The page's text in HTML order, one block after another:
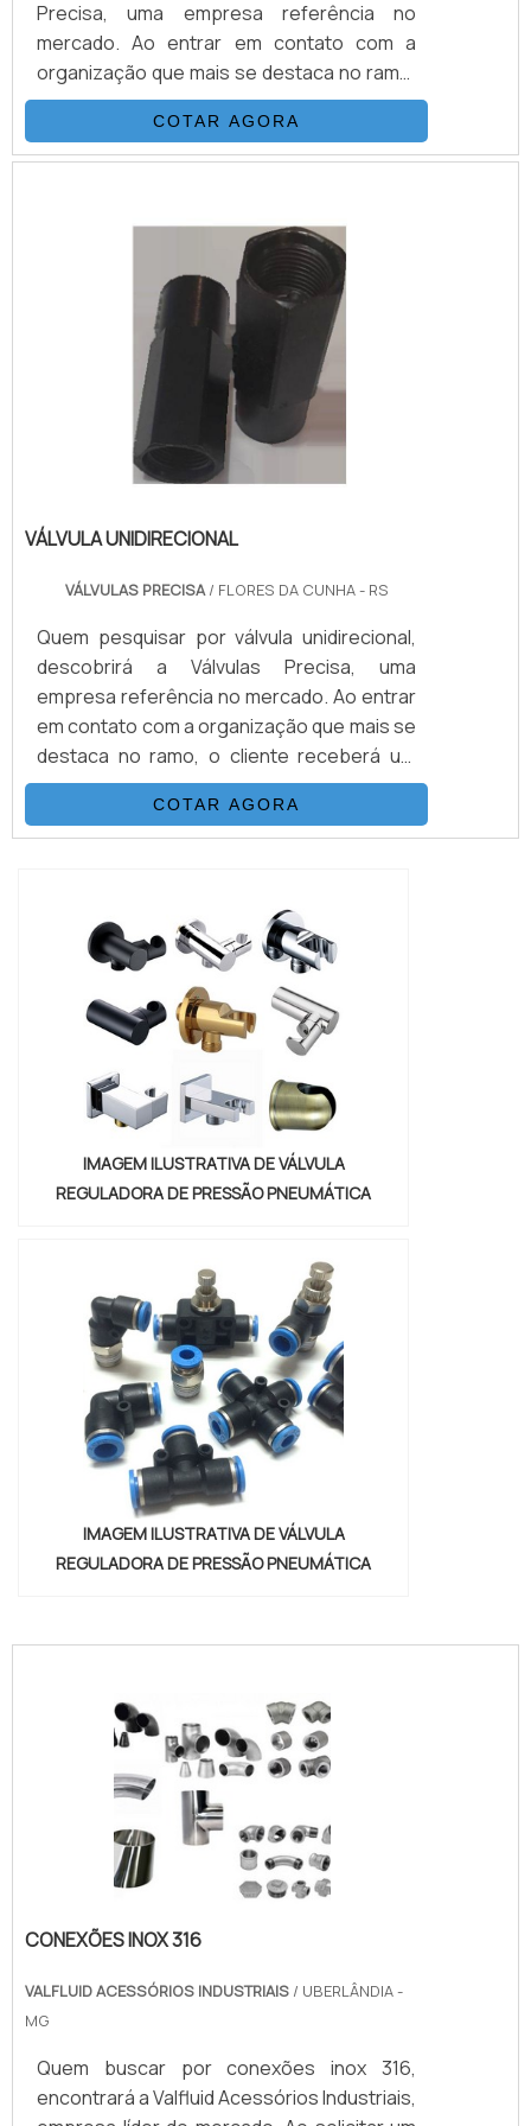
Precisa, uma empresa referência no
mercado. Ao entrar em contato com a
organização que mais se destaca no ramo,
o cliente receberá um suporte completo
para sanar eventuais dúvidas sobre o
produto a ser adquirido.MAIS
CONTROLE DIRECIONALQuem quer
encontrar válvulas de controle direcional
em uma empresa que preza pela
segurança, enc...
COTAR AGORA
VÁLVULA UNIDIRECIONAL
VÁLVULAS PRECISA/ FLORES DA CUNHA - RS
Quem pesquisar por válvula unidirecional,
descobrirá a Válvulas Precisa, uma
empresa referência no mercado. Ao entrar
em contato com a organização que mais se
destaca no ramo, o cliente receberá um
suporte completo para sanar eventuais
dúvidas sobre o produto a ser
adquirido.Quando o interesse é por válvula
profissionais da Válvulas Precisa o cliente
encontrará excelente custo-benefício e
diversas opções d...
COTAR AGORA
IMAGEM ILUSTRATIVA DE VÁLVULA
REGULADORA DE PRESSÃO PNEUMÁTICA
IMAGEM ILUSTRATIVA DE VÁLVULA
REGULADORA DE PRESSÃO PNEUMÁTICA
CONEXÕES INOX 316
VALFLUID ACESSÓRIOS INDUSTRIAIS / UBERLÂNDIA -
MG
Quem buscar por conexões inox 316,
encontrará a Valfluid Acessórios Industriais,